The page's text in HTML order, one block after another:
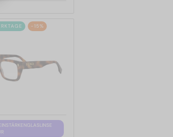
-15%